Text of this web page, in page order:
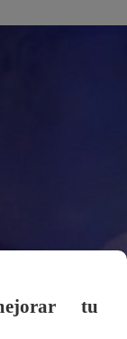
tu